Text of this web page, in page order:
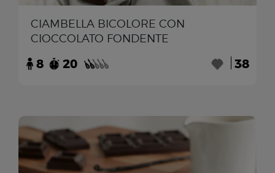
CIAMBELLA BICOLORE CON
CIOCCOLATO FONDENTE
8 20 38